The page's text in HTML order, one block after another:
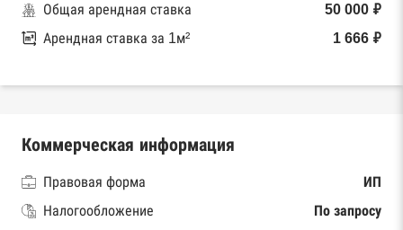
Общая арендная ставка
50 000 ₽
Арендная ставка за 1м²
1 666 ₽
Коммерческая информация
Правовая форма
ИП
Налогообложение
По запросу